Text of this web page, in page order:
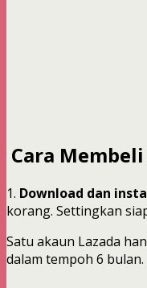
Cara Membeli
1. Download dan
korang. Settingkan
Satu akaun Lazada
dalam tempoh 6 bulan.